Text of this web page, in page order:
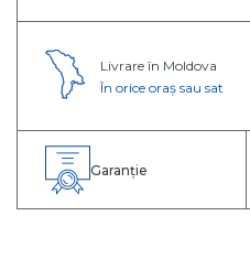
Livrare în Moldova
În orice oraș sau sat
Garanție